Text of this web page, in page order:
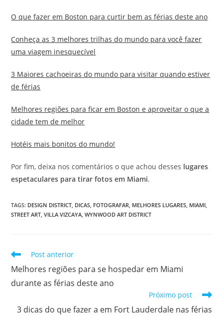
O que fazer em Boston para curtir bem as férias deste ano
Conheça as 3 melhores trilhas do mundo para você fazer
uma viagem inesquecível
3 Maiores cachoeiras do mundo para visitar quando estiver
de férias
Melhores regiões para ficar em Boston e aproveitar o que a
cidade tem de melhor
Hotéis mais bonitos do mundo!
Por fim, deixa nos comentários o que achou desses lugares
espetaculares para tirar fotos em Miami.
TAGS: DESIGN DISTRICT, DICAS, FOTOGRAFAR, MELHORES LUGARES, MIAMI,
STREET ART, VILLA VIZCAYA, WYNWOOD ART DISTRICT
Leia
mais
artigos
Post anterior
Melhores regiões para se hospedar em Miami
durante as férias deste ano
Próximo post
3 dicas do que fazer a em Fort Lauderdale nas férias